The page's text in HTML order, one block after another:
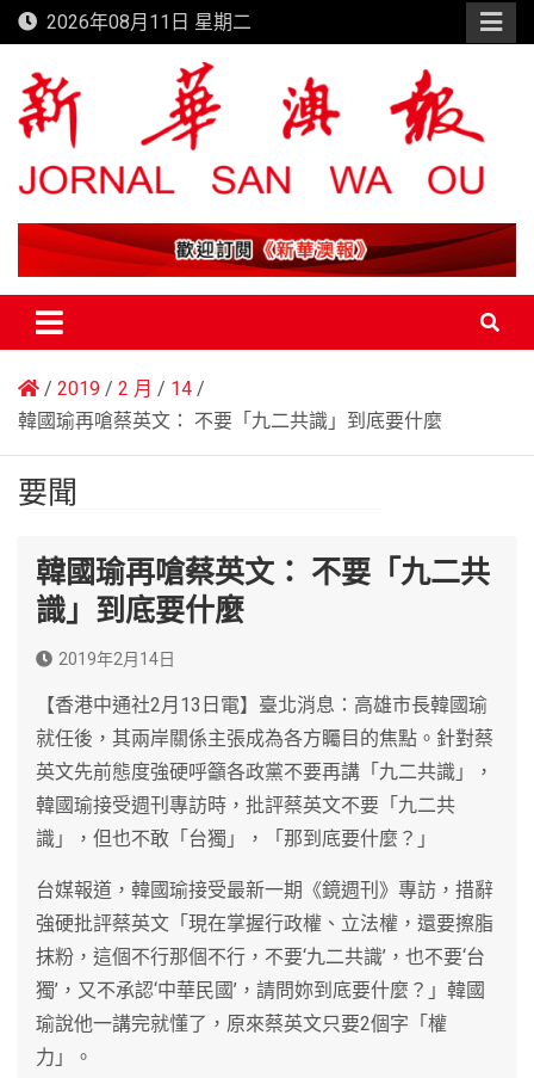
Skip
to
content
2026年08月11日 星期二
新華澳報
2019 2 月
14
韓國瑜再嗆蔡英文： 不要「九二共識」到底要什麼
要聞
韓國瑜再嗆蔡英文： 不要「九二共
識」到底要什麼
2019年2月14日
【香港中通社2月13日電】臺北消息：高雄市長韓國瑜
就任後，其兩岸關係主張成為各方矚目的焦點。針對蔡
英文先前態度強硬呼籲各政黨不要再講「九二共識」，
韓國瑜接受週刊專訪時，批評蔡英文不要「九二共
識」，但也不敢「台獨」，「那到底要什麼？」
台媒報道，韓國瑜接受最新一期《鏡週刊》專訪，措辭
強硬批評蔡英文「現在掌握行政權、立法權，還要擦脂
抹粉，這個不行那個不行，不要‘九二共識’，也不要‘台
獨’，又不承認‘中華民國’，請問妳到底要什麼？」韓國
瑜說他一講完就懂了，原來蔡英文只要2個字「權
力」。